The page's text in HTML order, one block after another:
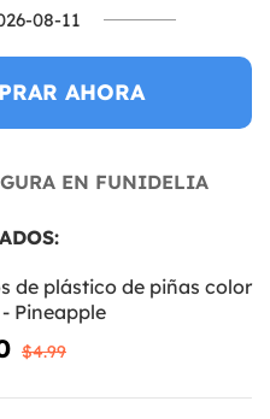
08-11
AHORA
EN FUNIDELIA
de plástico de piñas color
Pineapple
$4.99